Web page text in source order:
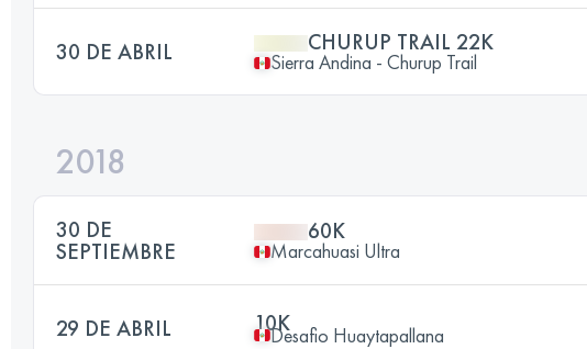
30 DE ABRIL CHURUP TRAIL 22K
Sierra Andina - Churup Trail
2018
30 DE
SEPTIEMBRE
60K
Marcahuasi Ultra
29 DE ABRIL 10KDesafio Huaytapallana